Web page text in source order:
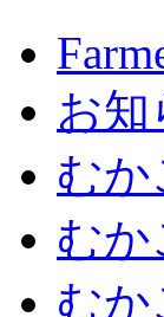
お知
むか
むか
むか